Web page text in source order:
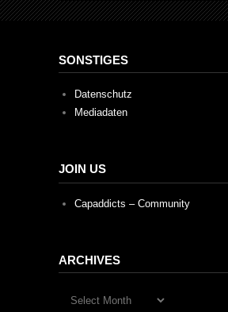
SONSTIGES
Datenschutz
Mediadaten
JOIN US
Capaddicts – Community
ARCHIVES